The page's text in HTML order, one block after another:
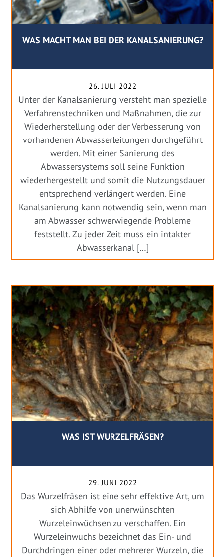
WAS MACHT MAN BEI DER KANALSANIERUNG?
26. JULI 2022
Unter der Kanalsanierung versteht man spezielle
Verfahrenstechniken und Maßnahmen, die zur
Wiederherstellung oder der Verbesserung von
vorhandenen Abwasserleitungen durchgeführt
werden. Mit einer Sanierung des
Abwassersystems soll seine Funktion
wiederhergestellt und somit die Nutzungsdauer
entsprechend verlängert werden. Eine
Kanalsanierung kann notwendig sein, wenn man
am Abwasser schwerwiegende Probleme
feststellt. Zu jeder Zeit muss ein intakter
Abwasserkanal […]
WAS IST WURZELFRÄSEN?
29. JUNI 2022
Das Wurzelfräsen ist eine sehr effektive Art, um
sich Abhilfe von unerwünschten
Wurzeleinwüchsen zu verschaffen. Ein
Wurzeleinwuchs bezeichnet das Ein- und
Durchdringen einer oder mehrerer Wurzeln, die